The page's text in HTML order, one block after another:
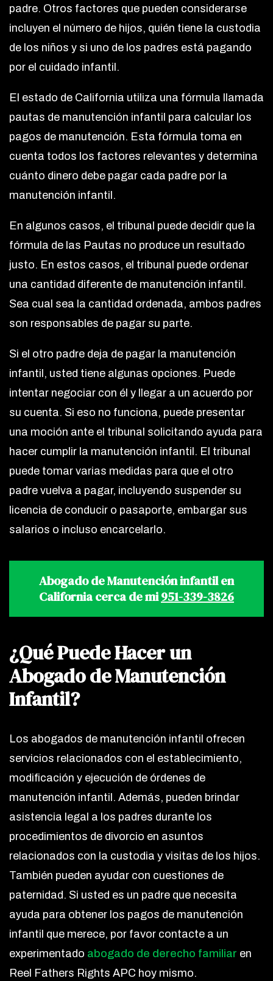
padre. Otros factores que pueden considerarse
incluyen el número de hijos, quién tiene la custodia
de los niños y si uno de los padres está pagando
por el cuidado infantil.
El estado de California utiliza una fórmula llamada
pautas de manutención infantil para calcular los
pagos de manutención. Esta fórmula toma en
cuenta todos los factores relevantes y determina
cuánto dinero debe pagar cada padre por la
manutención infantil.
En algunos casos, el tribunal puede decidir que la
fórmula de las Pautas no produce un resultado
justo. En estos casos, el tribunal puede ordenar
una cantidad diferente de manutención infantil.
Sea cual sea la cantidad ordenada, ambos padres
son responsables de pagar su parte.
Si el otro padre deja de pagar la manutención
infantil, usted tiene algunas opciones. Puede
intentar negociar con él y llegar a un acuerdo por
su cuenta. Si eso no funciona, puede presentar
una moción ante el tribunal solicitando ayuda para
hacer cumplir la manutención infantil. El tribunal
puede tomar varias medidas para que el otro
padre vuelva a pagar, incluyendo suspender su
licencia de conducir o pasaporte, embargar sus
salarios o incluso encarcelarlo.
Abogado de Manutención infantil en
California cerca de mi951-339-3826
¿Qué Puede Hacer un
Abogado de Manutención
Infantil?
Los abogados de manutención infantil ofrecen
servicios relacionados con el establecimiento,
modificación y ejecución de órdenes de
manutención infantil. Además, pueden brindar
asistencia legal a los padres durante los
procedimientos de divorcio en asuntos
relacionados con la custodia y visitas de los hijos.
También pueden ayudar con cuestiones de
paternidad. Si usted es un padre que necesita
ayuda para obtener los pagos de manutención
infantil que merece, por favor contacte a un
experimentado abogado de derecho familiar en
Reel Fathers Rights APC hoy mismo.